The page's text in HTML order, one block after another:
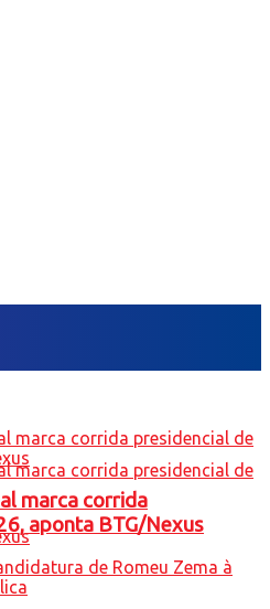
marca corrida
aponta BTG/Nexus